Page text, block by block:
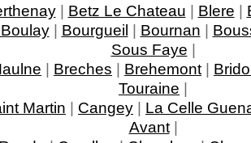
| Betz Le Chateau | Blere |
| Bourgueil | Bournan |
Sous Faye |
| Breches | Brehemont |
Touraine |
Martin | Cangey | La Celle
Avant|